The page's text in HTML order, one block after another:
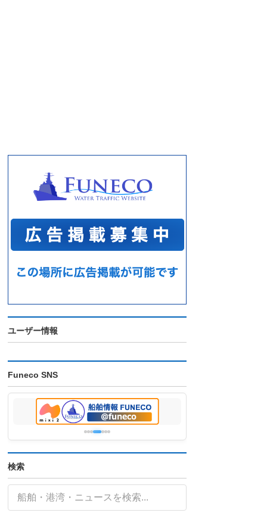
ユーザー情報
Funeco SNS
検索